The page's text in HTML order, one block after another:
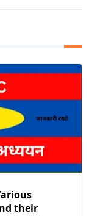
their